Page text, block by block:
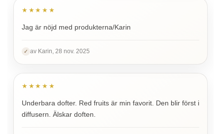
★★★★★
Jag är nöjd med produkterna/Karin
✓ av Karin, 28 nov. 2025
★★★★★
Underbara dofter. Red fruits är min favorit. Den blir först i
diffusern. Älskar doften.